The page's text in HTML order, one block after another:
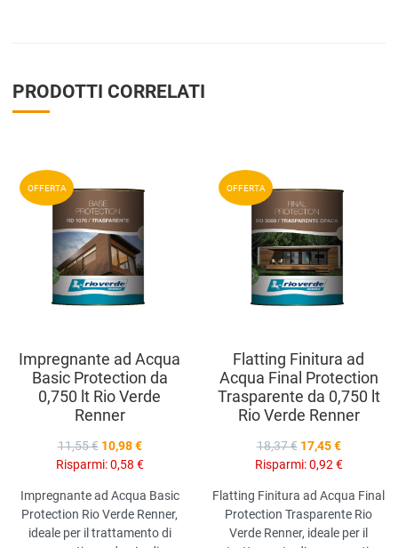
PRODOTTI CORRELATI
OFFERTA
Aggiungi ai preferiti
compara prodotti
Vista anteprima
Impregnante ad Acqua
Basic Protection da
0,750 lt Rio Verde
Renner
11,55 € 10,98 €
Risparmi:0,58 €
Impregnante ad Acqua Basic
Protection Rio Verde Renner,
ideale per il trattamento di
OFFERTA
Flatting Finitura ad
Acqua Final Protection
Trasparente da 0,750 lt
Rio Verde Renner
18,37 € 17,45 €
Risparmi:0,92 €
Flatting Finitura ad Acqua Final
Protection Trasparente Rio
Verde Renner, ideale per il